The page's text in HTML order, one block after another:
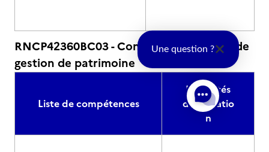
RNCP42360BC03 - Conduire des projets de
gestion de patrimoine
Liste de compétences
Modalités
d'évaluatio
n
Une question ?